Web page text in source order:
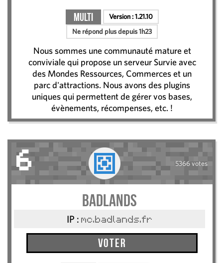
Multi Version :1.21.10
Ne répond plus depuis 1h23
Nous sommes une communauté mature et
conviviale qui propose un serveur Survie avec
des Mondes Ressources, Commerces et un
parc d'attractions. Nous avons des plugins
uniques qui permettent de gérer vos bases,
évènements, récompenses, etc. !
6 5366 votes
BadLands
IP : mc.badlands.fr
Voter